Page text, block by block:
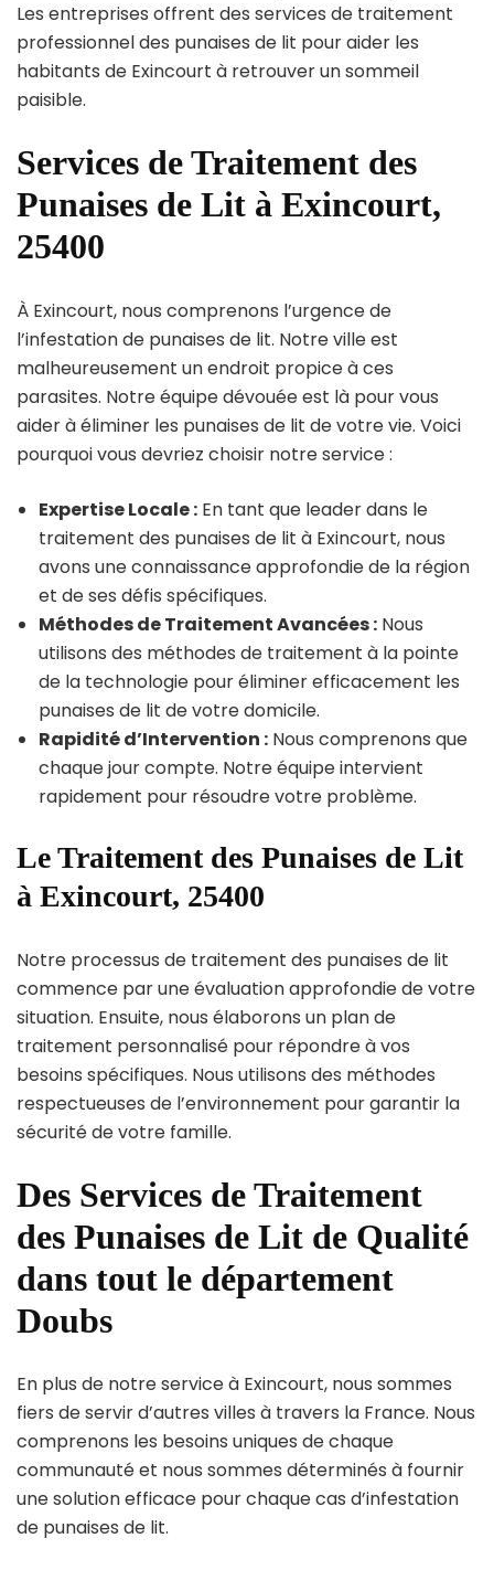
Les entreprises offrent des services de traitement
professionnel des punaises de lit pour aider les
habitants de Exincourt à retrouver un sommeil
paisible.
Services de Traitement des
Punaises de Lit à Exincourt,
25400
À Exincourt, nous comprenons l’urgence de
l’infestation de punaises de lit. Notre ville est
malheureusement un endroit propice à ces
parasites. Notre équipe dévouée est là pour vous
aider à éliminer les punaises de lit de votre vie. Voici
pourquoi vous devriez choisir notre service :
Expertise Locale : En tant que leader dans le
traitement des punaises de lit à Exincourt, nous
avons une connaissance approfondie de la région
et de ses défis spécifiques.
Méthodes de Traitement Avancées : Nous
utilisons des méthodes de traitement à la pointe
de la technologie pour éliminer efficacement les
punaises de lit de votre domicile.
Rapidité d’Intervention : Nous comprenons que
chaque jour compte. Notre équipe intervient
rapidement pour résoudre votre problème.
Le Traitement des Punaises de Lit
à Exincourt, 25400
Notre processus de traitement des punaises de lit
commence par une évaluation approfondie de votre
situation. Ensuite, nous élaborons un plan de
traitement personnalisé pour répondre à vos
besoins spécifiques. Nous utilisons des méthodes
respectueuses de l’environnement pour garantir la
sécurité de votre famille.
Des Services de Traitement
des Punaises de Lit de Qualité
dans tout le département
Doubs
En plus de notre service à Exincourt, nous sommes
fiers de servir d’autres villes à travers la France. Nous
comprenons les besoins uniques de chaque
communauté et nous sommes déterminés à fournir
une solution efficace pour chaque cas d’infestation
de punaises de lit.